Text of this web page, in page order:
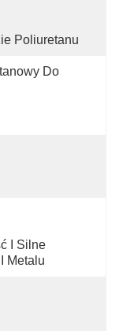
Poliuretanu
Do
I Silne
Metalu